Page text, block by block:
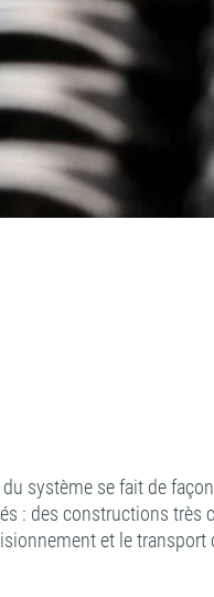
système se fait de
: des constructions très
et le transport